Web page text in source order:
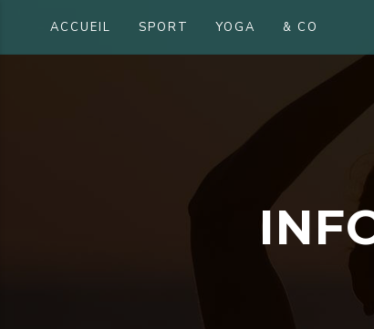
ACCUEIL SPORT YOGA & CO
INF